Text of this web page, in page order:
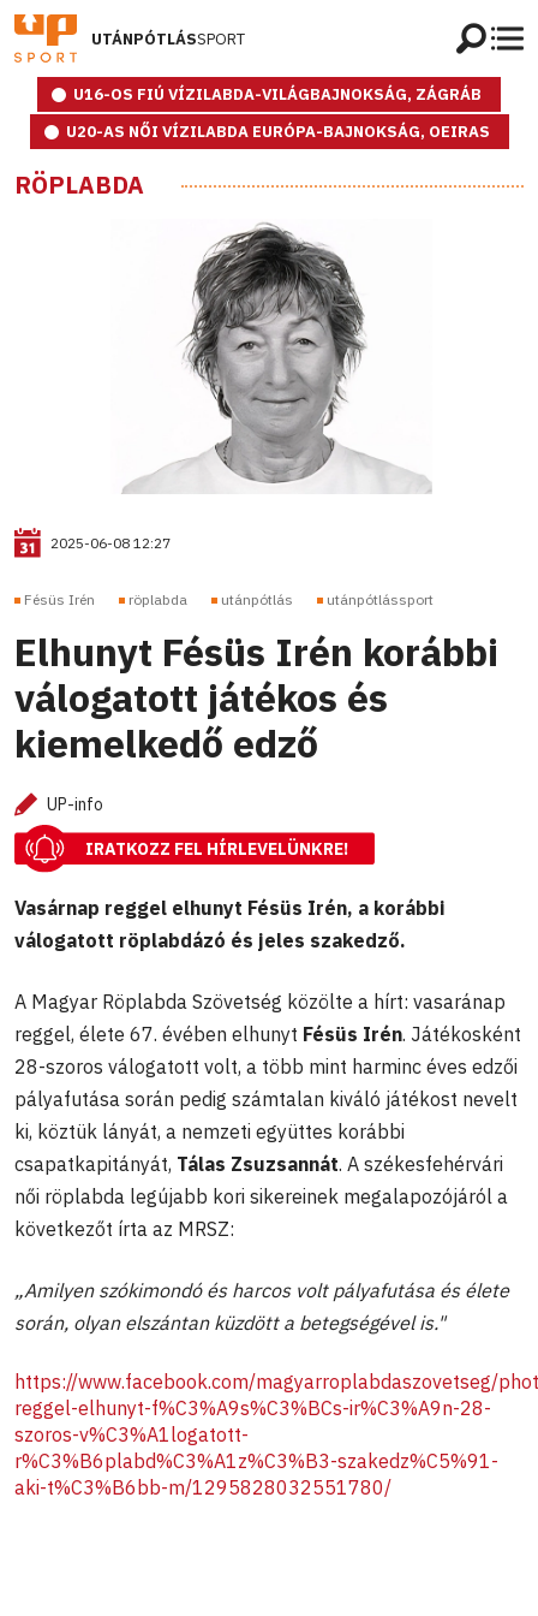
UTÁNPÓTLÁSSPORT
U16-OS FIÚ VÍZILABDA-VILÁGBAJNOKSÁG, ZÁGRÁB
U20-AS NŐI VÍZILABDA EURÓPA-BAJNOKSÁG, OEIRAS
RÖPLABDA
2025-06-08 12:27
Fésüs Irén röplabda utánpótlás utánpótlássport
Elhunyt Fésüs Irén korábbi
válogatott játékos és
kiemelkedő edző
UP-info
IRATKOZZ FEL HÍRLEVELÜNKRE!
Vasárnap reggel elhunyt Fésüs Irén, a korábbi
válogatott röplabdázó és jeles szakedző.
A Magyar Röplabda Szövetség közölte a hírt: vasaránap
reggel, élete 67. évében elhunyt Fésüs Irén. Játékosként
28-szoros válogatott volt, a több mint harminc éves edzői
pályafutása során pedig számtalan kiváló játékost nevelt
ki, köztük lányát, a nemzeti együttes korábbi
csapatkapitányát, Tálas Zsuzsannát. A székesfehérvári
női röplabda legújabb kori sikereinek megalapozójáról a
következőt írta az MRSZ:
„Amilyen szókimondó és harcos volt pályafutása és élete
során, olyan elszántan küzdött a betegségével is."
https://www.facebook.com/magyarroplabdaszovetseg/
reggel-elhunyt-f%C3%A9s%C3%BCs-ir%C3%A9n-28-
szoros-v%C3%A1logatott-
r%C3%B6plabd%C3%A1z%C3%B3-szakedz%C5%91-
aki-t%C3%B6bb-m/1295828032551780/